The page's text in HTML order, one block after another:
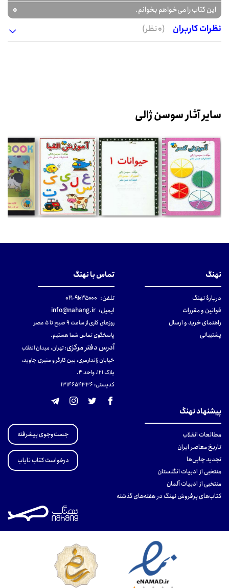
این کتاب را می‌خواهم بخوانم.
0
نظرات کاربران
(0 نظر)
سایر آثار سوسن ژالی
نهنگ
دربارهٔ نهنگ
قوانین و مقررات
راهنمای خرید و ارسال
پشتیبانی
تماس با نهنگ
تلفن: ۹۱۰۳۵۰۰۰-۰۲۱
ایمیل: info@nahang.ir
روزهای کاری از ساعت ۹ صبح تا ۵ عصر
پاسخگوی تماس شما هستیم.
آدرس دفتر مرکزی:تهران، میدان انقلاب
خیابان ژاندارمری، بین کارگر و منیری جاوید،
پلاک 121، واحد ۴.
کدپستی: 131465433۶
پیشنهاد نهنگ
مطالعات انقلاب
تاریخ معاصر ایران
تجدید چاپی‌ها
منتخبی از ادبیات انگلستان
منتخبی از ادبیات آلمان
کتاب‌های پرفروش نهنگ در هفته‌های گذشته
جست‌وجوی پیشرفته
درخواست کتاب نایاب